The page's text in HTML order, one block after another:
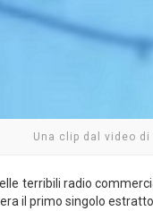
Una clip dal video di
terribili radio
era il primo singolo